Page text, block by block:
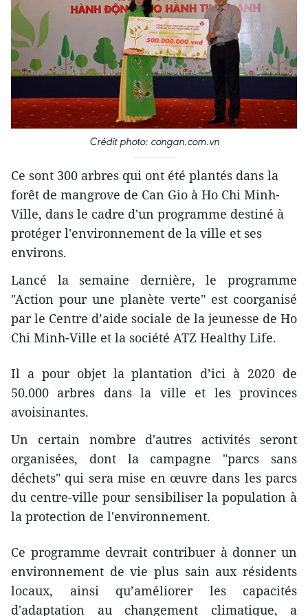
Crédit photo: congan.com.vn
Ce sont 300 arbres qui ont été plantés dans la
forêt de mangrove de Can Gio à Ho Chi Minh-
Ville, dans le cadre d'un programme destiné à
protéger l'environnement de la ville et ses
environs.
Lancé la semaine dernière, le programme
"Action pour une planète verte" est coorganisé
par le Centre d’aide sociale de la jeunesse de Ho
Chi Minh-Ville et la société ATZ Healthy Life.
Il a pour objet la plantation d’ici à 2020 de
50.000 arbres dans la ville et les provinces
avoisinantes.
Un certain nombre d'autres activités seront
organisées, dont la campagne "parcs sans
déchets" qui sera mise en œuvre dans les parcs
du centre-ville pour sensibiliser la population à
la protection de l'environnement.
Ce programme devrait contribuer à donner un
environnement de vie plus sain aux résidents
locaux, ainsi qu’améliorer les capacités
d'adaptation au changement climatique, a